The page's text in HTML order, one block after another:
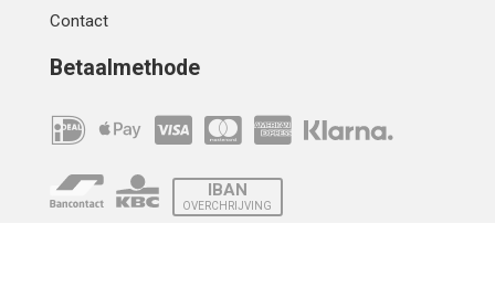
Contact
Betaalmethode
IBAN
OVERCHRIJVING